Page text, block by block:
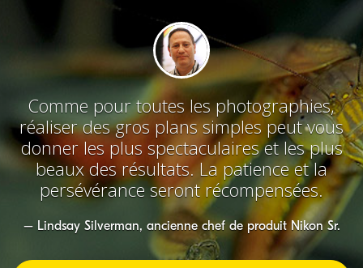
Comme pour toutes les photographies,
réaliser des gros plans simples peut vous
donner les plus spectaculaires et les plus
beaux des résultats. La patience et la
persévérance seront récompensées.
– Lindsay Silverman, ancienne chef de produit Nikon Sr.